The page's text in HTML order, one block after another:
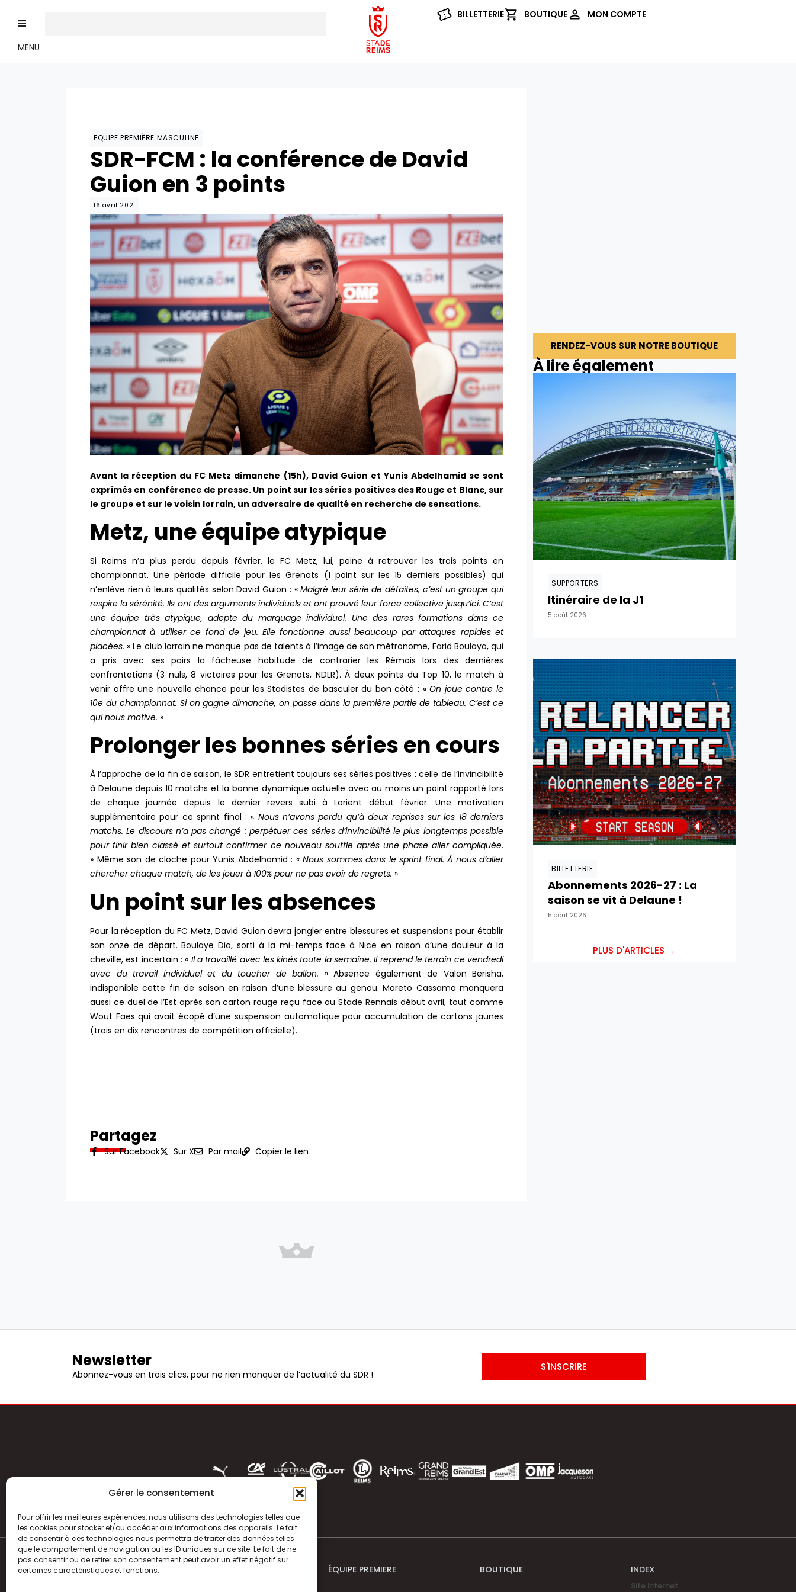
Gérer le consentement
Pour offrir les meilleures expériences, nous utilisons des technologies telles que
les cookies pour stocker et/ou accéder aux informations des appareils. Le fait
de consentir à ces technologies nous permettra de traiter des données telles
que le comportement de navigation ou les ID uniques sur ce site. Le fait de ne
pas consentir ou de retirer son consentement peut avoir un effet négatif sur
certaines caractéristiques et fonctions.
MENU
BILLETTERIE BOUTIQUE MON COMPTE
EQUIPE PREMIÈRE MASCULINE
SDR-FCM : la conférence de David
Guion en 3 points
16 avril 2021
Avant la réception du FC Metz dimanche (15h), David Guion et Yunis Abdelhamid se sont
exprimés en conférence de presse. Un point sur les séries positives des Rouge et Blanc, sur
le groupe et sur le voisin lorrain, un adversaire de qualité en recherche de sensations.
Metz, une équipe atypique
Si Reims n’a plus perdu depuis février, le FC Metz, lui, peine à retrouver les trois points en
championnat. Une période difficile pour les Grenats (1 point sur les 15 derniers possibles) qui
n’enlève rien à leurs qualités selon David Guion : «Malgré leur série de défaites, c’est un groupe qui
respire la sérénité. Ils ont des arguments individuels et ont prouvé leur force collective jusqu’ici. C’est
une équipe très atypique, adepte du marquage individuel. Une des rares formations dans ce
championnat à utiliser ce fond de jeu. Elle fonctionne aussi beaucoup par attaques rapides et
placées. » Le club lorrain ne manque pas de talents à l’image de son métronome, Farid Boulaya, qui
a pris avec ses pairs la fâcheuse habitude de contrarier les Rémois lors des dernières
confrontations (3 nuls, 8 victoires pour les Grenats, NDLR). À deux points du Top 10, le match à
venir offre une nouvelle chance pour les Stadistes de basculer du bon côté : «On joue contre le
10e du championnat. Si on gagne dimanche, on passe dans la première partie de tableau. C’est ce
qui nous motive. »
Prolonger les bonnes séries en cours
À l’approche de la fin de saison, le SDR entretient toujours ses séries positives : celle de l’invincibilité
à Delaune depuis 10 matchs et la bonne dynamique actuelle avec au moins un point rapporté lors
de chaque journée depuis le dernier revers subi à Lorient début février. Une motivation
supplémentaire pour ce sprint final : « Nous n’avons perdu qu’à deux reprises sur les 18 derniers
matchs. Le discours n’a pas changé : perpétuer ces séries d’invincibilité le plus longtemps possible
pour finir bien classé et surtout confirmer ce nouveau souffle après une phase aller compliquée.
» Même son de cloche pour Yunis Abdelhamid : « Nous sommes dans le sprint final. À nous d’aller
chercher chaque match, de les jouer à 100% pour ne pas avoir de regrets. »
Un point sur les absences
Pour la réception du FC Metz, David Guion devra jongler entre blessures et suspensions pour établir
son onze de départ. Boulaye Dia, sorti à la mi-temps face à Nice en raison d’une douleur à la
cheville, est incertain : « Il a travaillé avec les kinés toute la semaine. Il reprend le terrain ce vendredi
avec du travail individuel et du toucher de ballon. » Absence également de Valon Berisha,
indisponible cette fin de saison en raison d’une blessure au genou. Moreto Cassama manquera
aussi ce duel de l’Est après son carton rouge reçu face au Stade Rennais début avril, tout comme
Wout Faes qui avait écopé d’une suspension automatique pour accumulation de cartons jaunes
(trois en dix rencontres de compétition officielle).
Partagez
Sur Facebook Sur X Par mail Copier le lien
RENDEZ-VOUS SUR NOTRE BOUTIQUE
À lire également
SUPPORTERS
Itinéraire de la J1
5 août 2026
BILLETTERIE
Abonnements 2026-27 : La
saison se vit à Delaune !
5 août 2026
PLUS D'ARTICLES →
Newsletter
Abonnez-vous en trois clics, pour ne rien manquer de l’actualité du SDR !
S'INSCRIRE
ÉQUIPE PREMIERE BOUTIQUE INDEX
Site internet